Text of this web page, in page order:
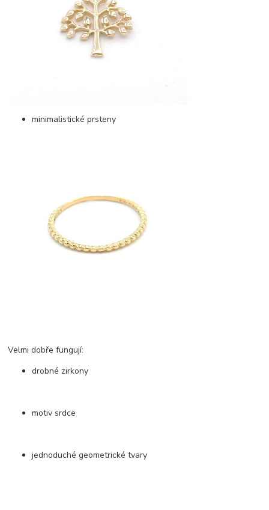
minimalistické prsteny
Velmi dobře fungují:
drobné zirkony
motiv srdce
jednoduché geometrické tvary